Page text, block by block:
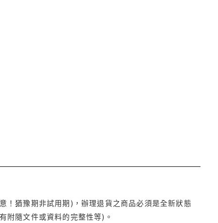
！猶豫期非試用期)，辦理退貨之商品必須是全新狀態
附隨文件或資料的完整性等)。